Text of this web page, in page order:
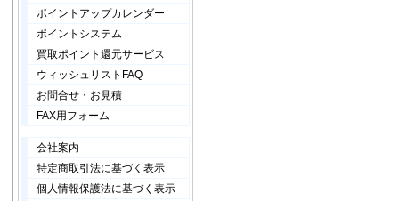
ポイントアップカレンダー
ポイントシステム
買取ポイント還元サービス
ウィッシュリストFAQ
お問合せ・お見積
FAX用フォーム
会社案内
特定商取引法に基づく表示
個人情報保護法に基づく表示